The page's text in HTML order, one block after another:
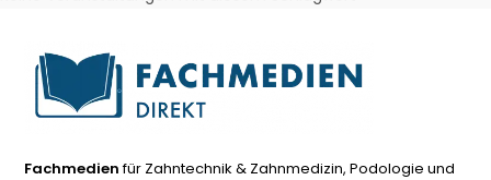
Fachmedienfür Zahntechnik & Zahnmedizin, Podologie und